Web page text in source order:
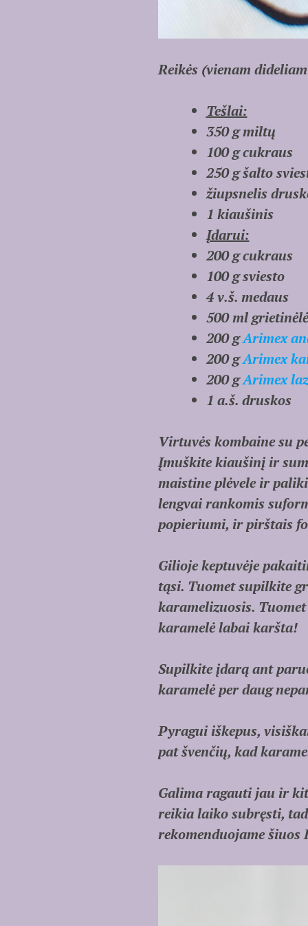
Reikės (vienam
Tešlai:
350 g miltų
100 g cukraus
250 g šalto
žiupsnelis
1 kiaušinis
Įdarui:
200 g cukraus
100 g sviesto
4 v.š. medaus
500 ml
200 gArimex
200 gArimex
200 gArimex
1 a.š. druskos
Virtuvės kombaine su
Įmuškite kiaušinį ir
maistine plėvele ir
lengvai rankomis
popieriumi, ir pirštais
Gilioje keptuvėje
tąsi. Tuomet supilkite
karamelizuosis.
karamelė labai karšta!
Supilkite įdarą ant
karamelė per daug
Pyragui iškepus,
pat švenčių, kad
Galima ragauti jau ir
reikia laiko subręsti,
rekomenduojame šiuos